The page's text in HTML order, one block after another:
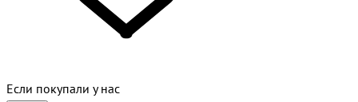
Если покупали у нас